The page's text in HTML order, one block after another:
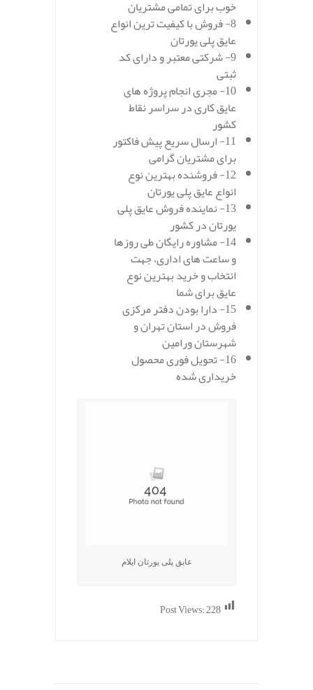
خوب برای تمامی مشتریان
8- فروش با کیفیت ترین انواع
عایق پلی یورتان
9- شرکتی معتبر و دارای کد
ثبتی
10- مجری انجام پروژه های
عایق کاری در سراسر نقاط
کشور
11- ارسال سریع پیش فاکتور
برای مشتریان گرامی
12- فروشنده بهترین نوع
انواع عایق پلی یورتان
13- نماینده فروش عایق پلی
یورتان در کشور
14- مشاوره رایگان طی روزها
و ساعت های اداری، جهت
انتخاب و خرید بهترین نوع
عایق برای شما
15- دارا بودن دفتر مرکزی
فروش در استان تهران و
شهرستان ورامین
16- تحویل فوری محصول
خریداری شده
عایق پلی یورتان ایلام
Post Views:228